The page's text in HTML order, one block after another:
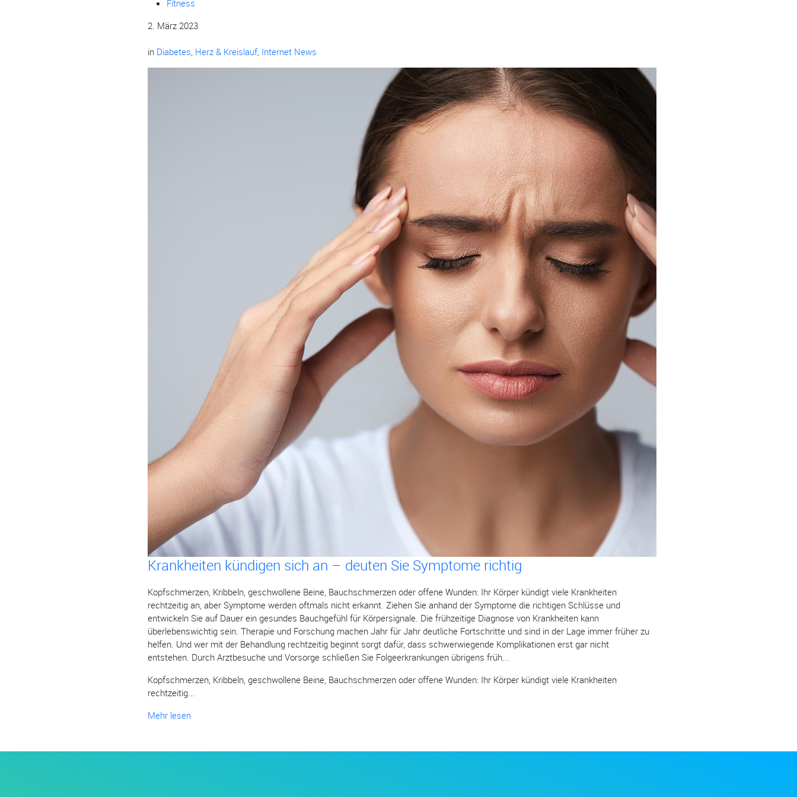
Fitness
2. März 2023
in Diabetes, Herz & Kreislauf, Internet News
Krankheiten kündigen sich an – deuten Sie Symptome richtig
Kopfschmerzen, Kribbeln, geschwollene Beine, Bauchschmerzen oder offene Wunden: Ihr Körper kündigt viele Krankheiten
rechtzeitig an, aber Symptome werden oftmals nicht erkannt. Ziehen Sie anhand der Symptome die richtigen Schlüsse und
entwickeln Sie auf Dauer ein gesundes Bauchgefühl für Körpersignale. Die frühzeitige Diagnose von Krankheiten kann
überlebenswichtig sein. Therapie und Forschung machen Jahr für Jahr deutliche Fortschritte und sind in der Lage immer früher zu
helfen. Und wer mit der Behandlung rechtzeitig beginnt sorgt dafür, dass schwerwiegende Komplikationen erst gar nicht
entstehen. Durch Arztbesuche und Vorsorge schließen Sie Folgeerkrankungen übrigens früh...
Kopfschmerzen, Kribbeln, geschwollene Beine, Bauchschmerzen oder offene Wunden: Ihr Körper kündigt viele Krankheiten
rechtzeitig...
Mehr lesen